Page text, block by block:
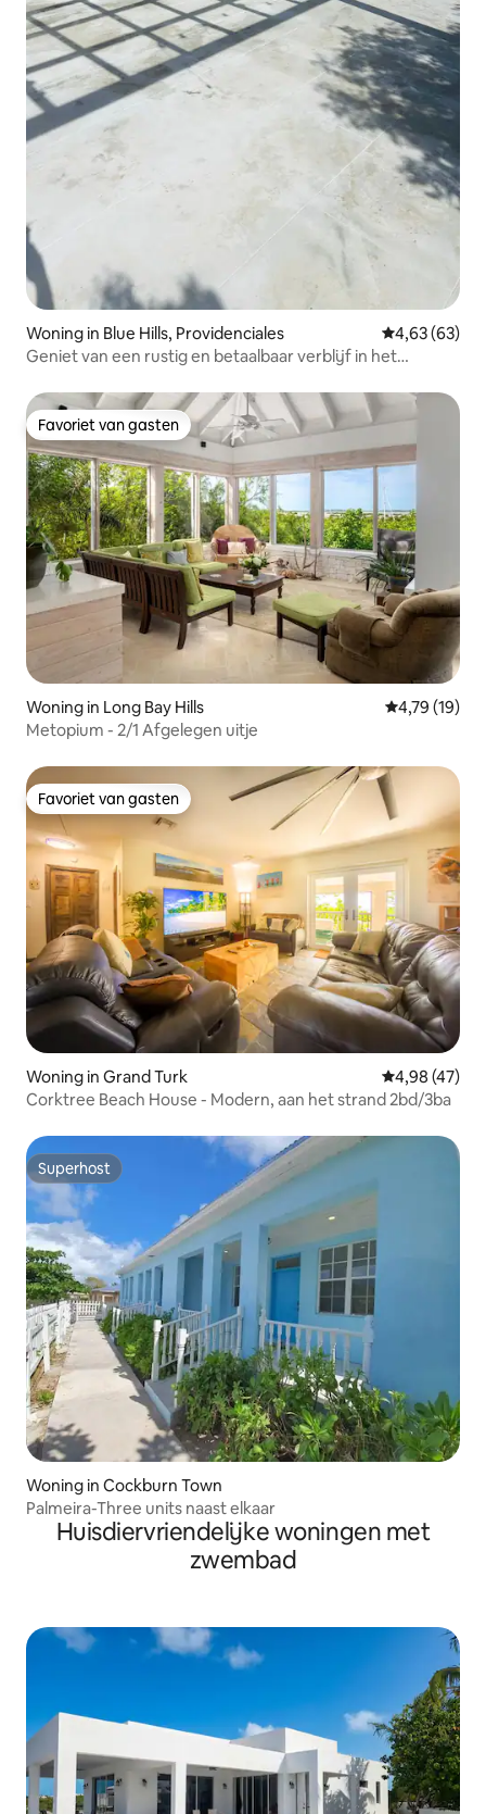
Woning in Blue Hills, Providenciales Gemiddelde
4,63 (63)
Geniet van een rustig en betaalbaar verblijf in het
Favoriet van gasten
Favoriet van gasten
Woning in Long Bay Hills Gemiddelde
4,79 (19)
Metopium - 2/1 Afgelegen uitje
Favoriet van gasten
Favoriet van gasten
Woning in Grand Turk Gemiddelde
4,98 (47)
Corktree Beach House - Modern, aan het strand 2bd/3ba
Superhost
Superhost
Woning in Cockburn Town
Palmeira-Three units naast elkaar
Huisdiervriendelijke woningen met
zwembad